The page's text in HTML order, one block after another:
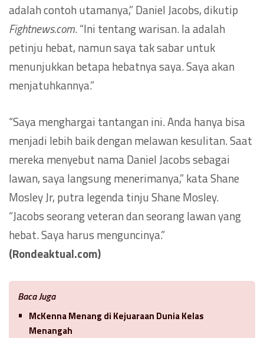
adalah contoh utamanya,” Daniel Jacobs, dikutip
Fightnews.com. “Ini tentang warisan. Ia adalah
petinju hebat, namun saya tak sabar untuk
menunjukkan betapa hebatnya saya. Saya akan
menjatuhkannya.”
“Saya menghargai tantangan ini. Anda hanya bisa
menjadi lebih baik dengan melawan kesulitan. Saat
mereka menyebut nama Daniel Jacobs sebagai
lawan, saya langsung menerimanya,” kata Shane
Mosley Jr, putra legenda tinju Shane Mosley.
“Jacobs seorang veteran dan seorang lawan yang
hebat. Saya harus menguncinya.”
(Rondeaktual.com)
Baca Juga
McKenna Menang di Kejuaraan Dunia Kelas
Menangah